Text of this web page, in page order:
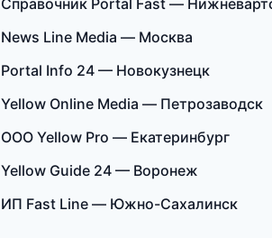
Справочник Portal Fast —
News Line Media — Москва
Portal Info 24 — Новокузнецк
Yellow Online Media — Петрозаводск
ООО Yellow Pro — Екатеринбург
Yellow Guide 24 — Воронеж
ИП Fast Line — Южно-Сахалинск